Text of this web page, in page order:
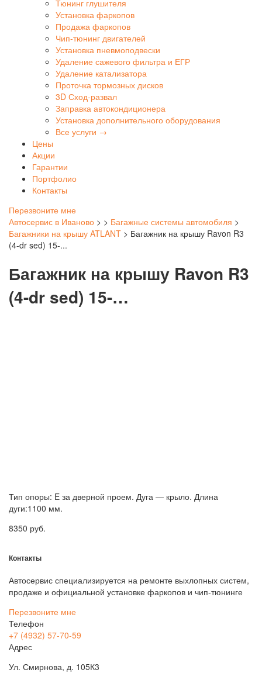
Тюнинг глушителя
Установка фаркопов
Продажа фаркопов
Чип-тюнинг двигателей
Установка пневмоподвески
Удаление сажевого фильтра и ЕГР
Удаление катализатора
Проточка тормозных дисков
3D Сход-развал
Заправка автокондиционера
Установка дополнительного оборудования
Все услуги →
Цены
Акции
Гарантии
Портфолио
Контакты
Перезвоните мне
Автосервис в Иваново > > Багажные системы автомобиля >
Багажники на крышу ATLANT > Багажник на крышу Ravon R3
(4-dr sed) 15-...
Багажник на крышу Ravon R3
(4-dr sed) 15-…
Тип опоры: E за дверной проем. Дуга — крыло. Длина
дуги:1100 мм.
8350 руб.
Контакты
Автосервис специализируется на ремонте выхлопных систем,
продаже и официальной установке фаркопов и чип-тюнинге
Перезвоните мне
Телефон
+7 (4932) 57-70-59
Адрес
Ул. Смирнова, д. 105К3